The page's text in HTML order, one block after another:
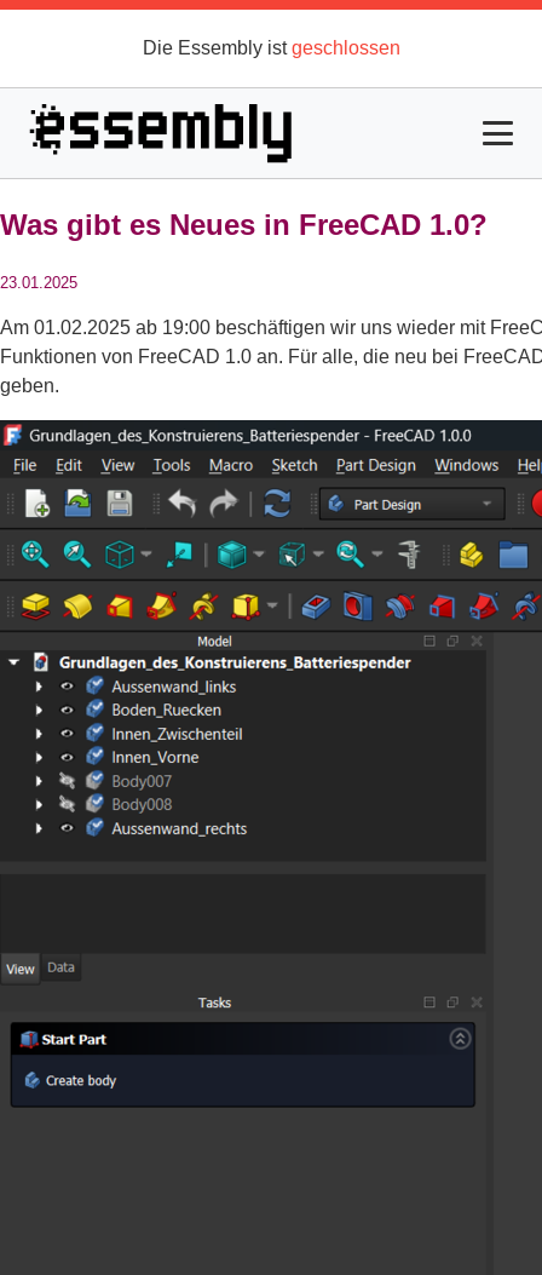
Was gibt es Neues in FreeCAD 1.0?
23.01.2025
Am 01.02.2025 ab 19:00 beschäftigen wir uns wieder mit
Funktionen von FreeCAD 1.0 an. Für alle, die neu bei
geben.